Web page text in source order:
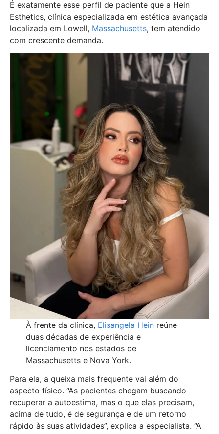
É exatamente esse perfil de paciente que a Hein
Esthetics, clínica especializada em estética avançada
localizada em Lowell, Massachusetts, tem atendido
com crescente demanda.
À frente da clínica, Elisangela Heinreúne
duas décadas de experiência e
licenciamento nos estados de
Massachusetts e Nova York.
Para ela, a queixa mais frequente vai além do
aspecto físico. “As pacientes chegam buscando
recuperar a autoestima, mas o que elas precisam,
acima de tudo, é de segurança e de um retorno
rápido às suas atividades”, explica a especialista. “A